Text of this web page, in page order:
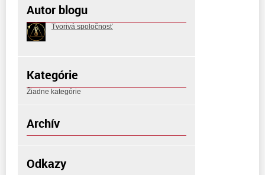
Autor blogu
Tvorivá spoločnosť
Kategórie
Žiadne kategórie
Archív
Odkazy